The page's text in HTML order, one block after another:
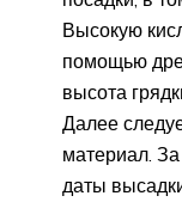
Высокую
помощью
высота
Далее
материал.
даты